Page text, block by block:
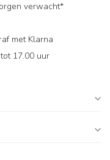
verwacht*
met Klarna
17.00 uur